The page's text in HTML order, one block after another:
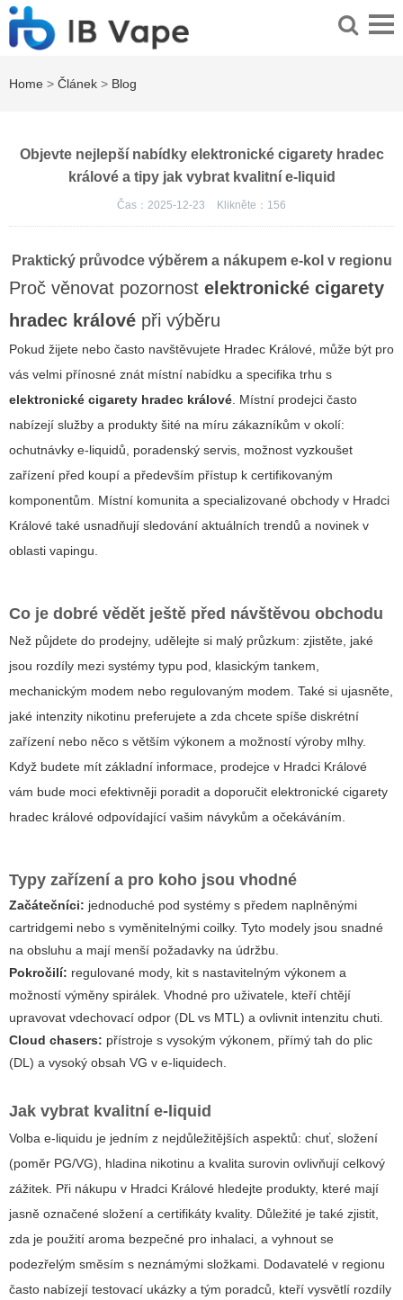
Home > Článek > Blog
Objevte nejlepší nabídky elektronické cigarety hradec
králové a tipy jak vybrat kvalitní e-liquid
Čas：2025-12-23 Klikněte： 156
Praktický průvodce výběrem a nákupem e-kol v regionu
Proč věnovat pozornost elektronické cigarety
hradec králové při výběru
Pokud žijete nebo často navštěvujete Hradec Králové, může být pro
vás velmi přínosné znát místní nabídku a specifika trhu s
elektronické cigarety hradec králové. Místní prodejci často
nabízejí služby a produkty šité na míru zákazníkům v okolí:
ochutnávky e-liquidů, poradenský servis, možnost vyzkoušet
zařízení před koupí a především přístup k certifikovaným
komponentům. Místní komunita a specializované obchody v Hradci
Králové také usnadňují sledování aktuálních trendů a novinek v
oblasti vapingu.
Co je dobré vědět ještě před návštěvou obchodu
Než půjdete do prodejny, udělejte si malý průzkum: zjistěte, jaké
jsou rozdíly mezi systémy typu pod, klasickým tankem,
mechanickým modem nebo regulovaným modem. Také si ujasněte,
jaké intenzity nikotinu preferujete a zda chcete spíše diskrétní
zařízení nebo něco s větším výkonem a možností výroby mlhy.
Když budete mít základní informace, prodejce v Hradci Králové
vám bude moci efektivněji poradit a doporučit elektronické cigarety
hradec králové odpovídající vašim návykům a očekáváním.
Typy zařízení a pro koho jsou vhodné
Začátečníci: jednoduché pod systémy s předem naplněnými
cartridgemi nebo s vyměnitelnými coilky. Tyto modely jsou snadné
na obsluhu a mají menší požadavky na údržbu.
Pokročilí: regulované mody, kit s nastavitelným výkonem a
možností výměny spirálek. Vhodné pro uživatele, kteří chtějí
upravovat vdechovací odpor (DL vs MTL) a ovlivnit intenzitu chuti.
Cloud chasers: přístroje s vysokým výkonem, přímý tah do plic
(DL) a vysoký obsah VG v e-liquidech.
Jak vybrat kvalitní e-liquid
Volba e-liquidu je jedním z nejdůležitějších aspektů: chuť, složení
(poměr PG/VG), hladina nikotinu a kvalita surovin ovlivňují celkový
zážitek. Při nákupu v Hradci Králové hledejte produkty, které mají
jasně označené složení a certifikáty kvality. Důležité je také zjistit,
zda je použití aroma bezpečné pro inhalaci, a vyhnout se
podezřelým směsím s neznámými složkami. Dodavatelé v regionu
často nabízejí testovací ukázky a tým poradců, kteří vysvětlí rozdíly